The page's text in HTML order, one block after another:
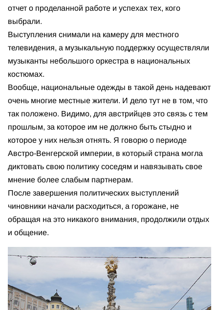
отчет о проделанной работе и успехах тех, кого
выбрали.
Выступления снимали на камеру для местного
телевидения, а музыкальную поддержку осуществляли
музыканты небольшого оркестра в национальных
костюмах.
Вообще, национальные одежды в такой день надевают
очень многие местные жители. И дело тут не в том, что
так положено. Видимо, для австрийцев это связь с тем
прошлым, за которое им не должно быть стыдно и
которое у них нельзя отнять. Я говорю о периоде
Австро-Венгерской империи, в который страна могла
диктовать свою политику соседям и навязывать свое
мнение более слабым партнерам.
После завершения политических выступлений
чиновники начали расходиться, а горожане, не
обращая на это никакого внимания, продолжили отдых
и общение.